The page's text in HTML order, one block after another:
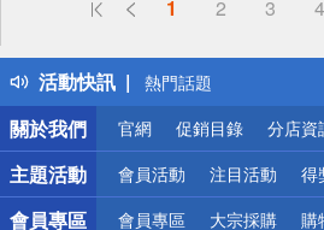
1 2 3 4
活動快訊
偏遠地區配送
得獎公告
熱門話題
銀行優惠
偏遠地區配送
詐騙網頁！請小心！
關於我們
官網 促銷目錄 分店資
主題活動 會員活動 注目活動 得
會員專區 會員專區 大宗採購 購